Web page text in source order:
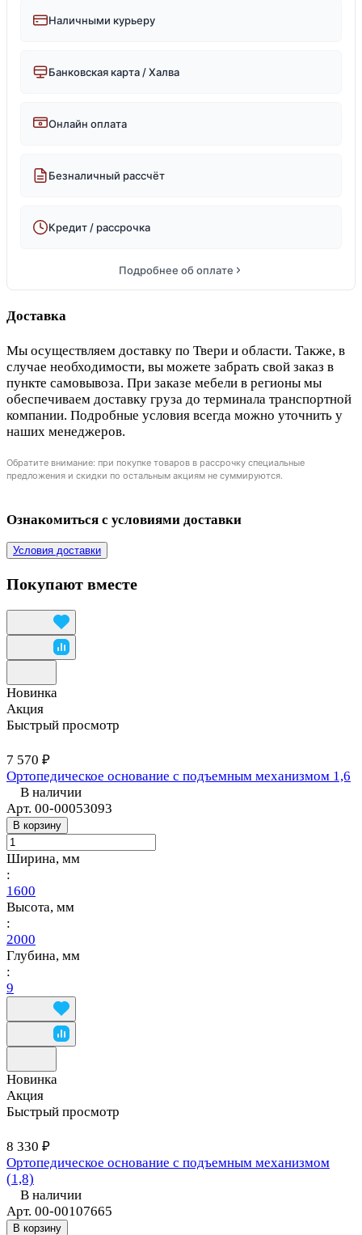
Наличными курьеру
Банковская карта / Халва
Онлайн оплата
Безналичный рассчёт
Кредит / рассрочка
Подробнее об оплате
Доставка
Мы осуществляем доставку по Твери и области. Также, в
случае необходимости, вы можете забрать свой заказ в
пункте самовывоза. При заказе мебели в регионы мы
обеспечиваем доставку груза до терминала транспортной
компании. Подробные условия всегда можно уточнить у
наших менеджеров.
Обратите внимание: при покупке товаров в рассрочку специальные
предложения и скидки по остальным акциям не суммируются.
Ознакомиться с условиями доставки
Условия доставки
Покупают вместе
Новинка
Акция
Быстрый просмотр
7 570 ₽
Ортопедическое основание с подъемным механизмом 1,6
В наличии
Арт. 00-00053093
В корзину
Ширина, мм
:
1600
Высота, мм
:
2000
Глубина, мм
:
9
Новинка
Акция
Быстрый просмотр
8 330 ₽
Ортопедическое основание с подъемным механизмом
(1,8)
В наличии
Арт. 00-00107665
В корзину